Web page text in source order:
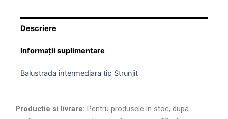
Descriere
Informații suplimentare
Balustrada intermediara tip Strunjit
Productie si livrare: Pentru produsele in stoc, dupa